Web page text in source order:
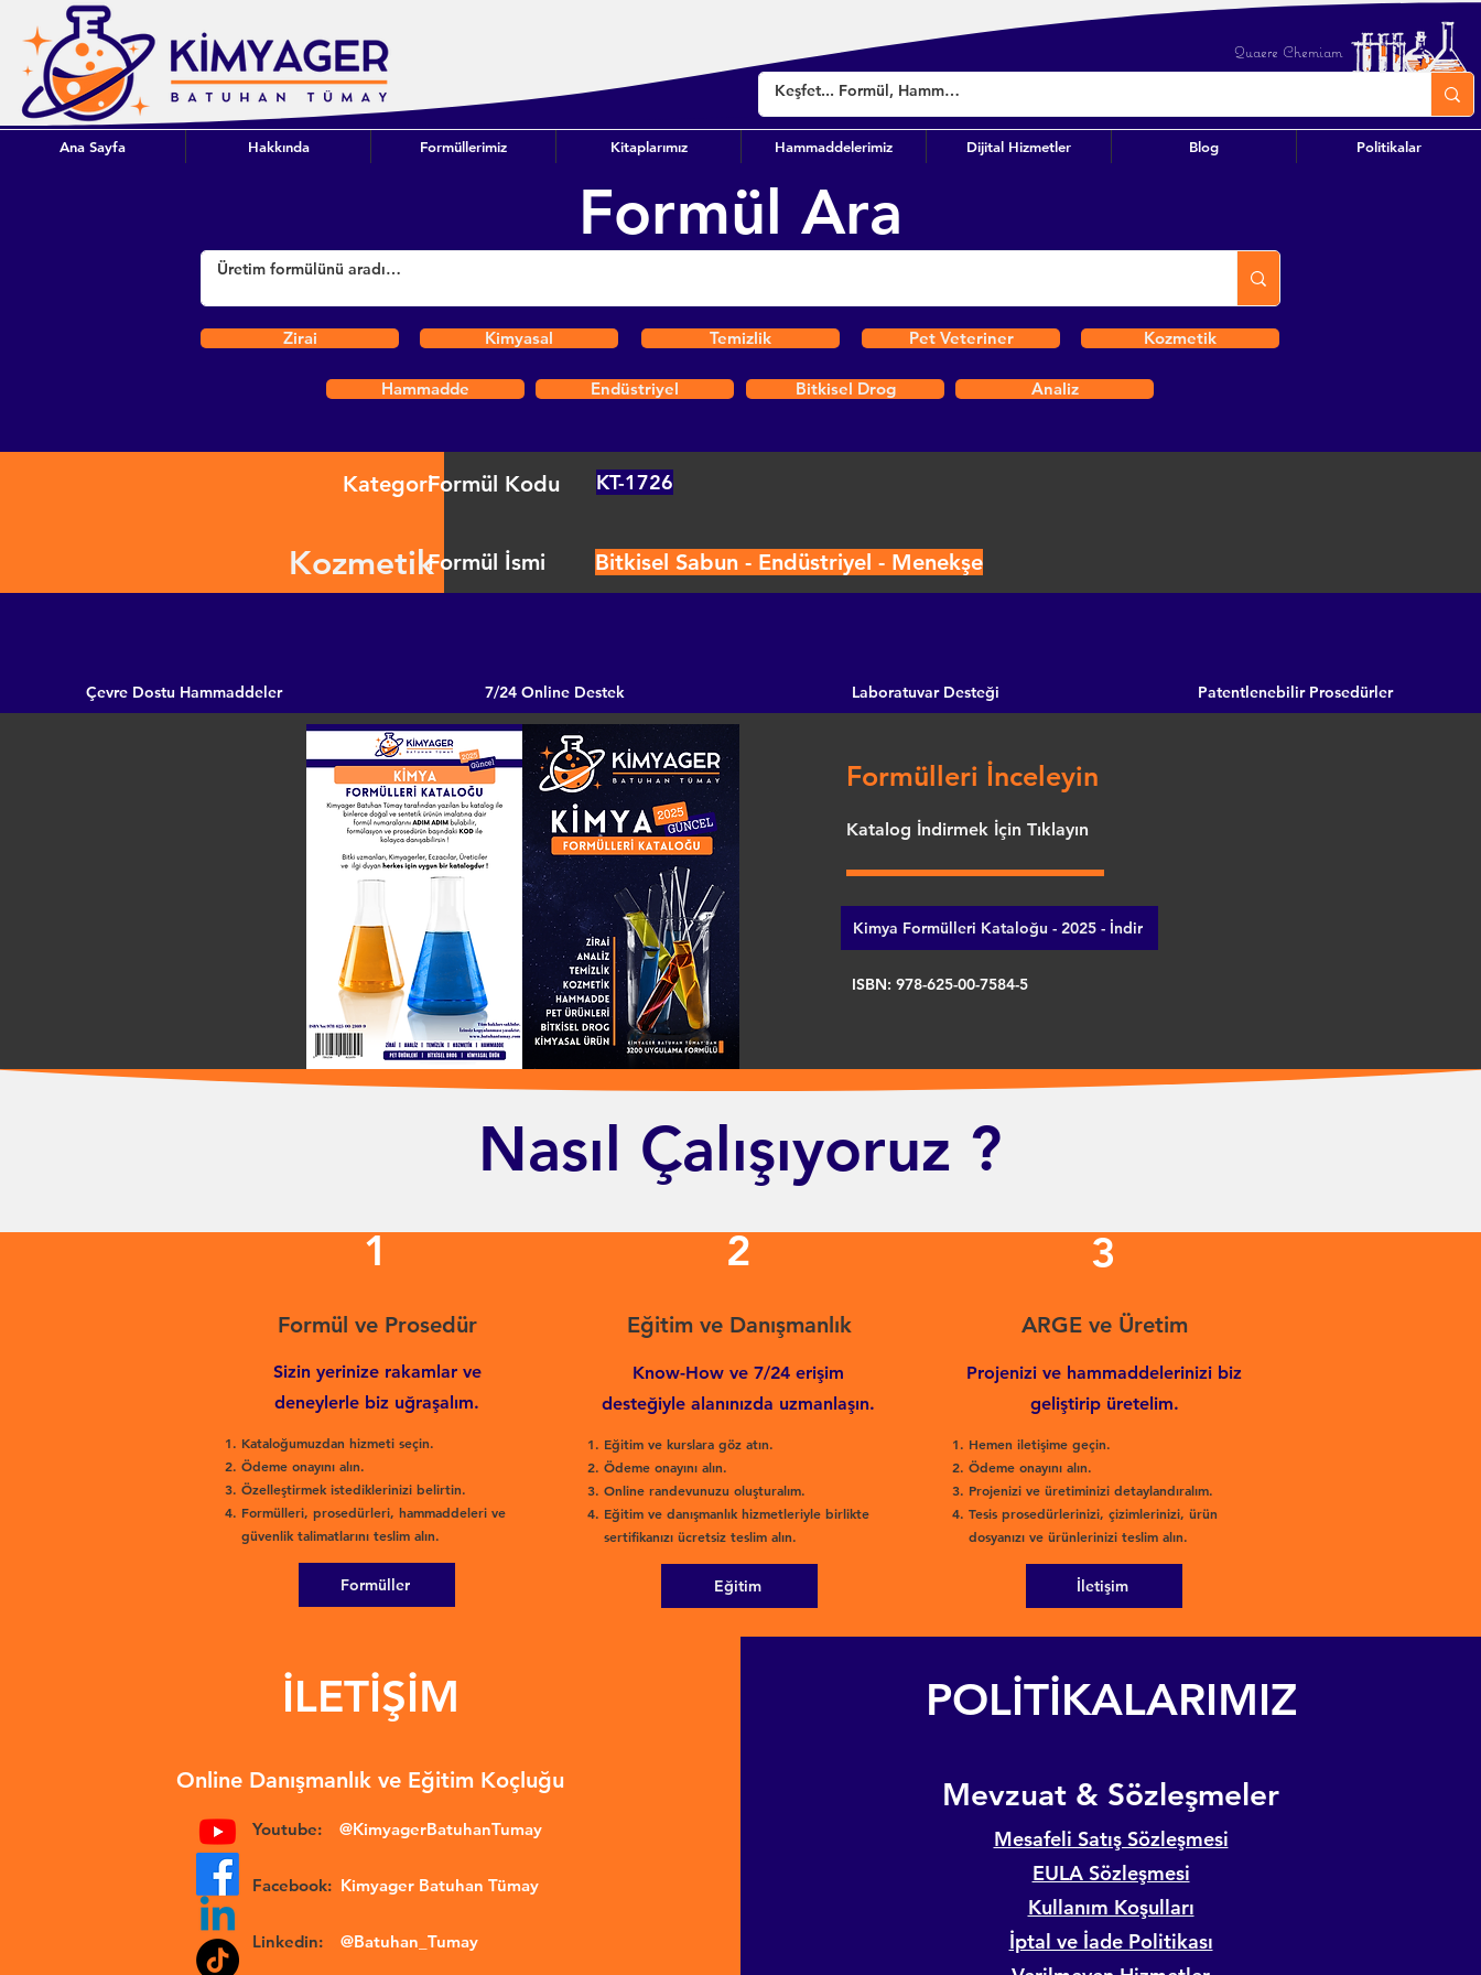
Quaere Chemiam
Ana Sayfa Hakkında Formüllerimiz Kitaplarımız Hammaddelerimiz Dijital Hizmetler Blog Politikalar
Formül Ara
Zirai Kimyasal Temizlik Pet Veteriner Kozmetik
Hammadde Endüstriyel Bitkisel Drog Analiz
Kategori
Kozmetik
Formül Kodu KT-1726
Formül İsmi Bitkisel Sabun - Endüstriyel - Menekşe
Çevre Dostu Hammaddeler 7/24 Online Destek Laboratuvar Desteği Patentlenebilir Prosedürler
Formülleri İnceleyin
Katalog İndirmek İçin Tıklayın
Kimya Formülleri Kataloğu - 2025 - İndir
ISBN: 978-625-00-7584-5
Nasıl Çalışıyoruz ?
1
Formül ve Prosedür
Sizin yerinize rakamlar ve
deneylerle biz uğraşalım.
Kataloğumuzdan hizmeti seçin.
Ödeme onayını alın.
Özelleştirmek istediklerinizi belirtin.
Formülleri, prosedürleri, hammaddeleri ve
güvenlik talimatlarını teslim alın.
Formüller
2
Eğitim ve Danışmanlık
Know-How ve 7/24 erişim
desteğiyle alanınızda uzmanlaşın.
Eğitim ve kurslara göz atın.
Ödeme onayını alın.
Online randevunuzu oluşturalım.
Eğitim ve danışmanlık hizmetleriyle birlikte
sertifikanızı ücretsiz teslim alın.
Eğitim
3
ARGE ve Üretim
Hemen iletişime geçin.
Ödeme onayını alın.
Projenizi ve üretiminizi detaylandıralım.
Tesis prosedürlerinizi, çizimlerinizi, ürün
dosyanızı ve ürünlerinizi teslim alın.
Projenizi ve hammaddelerinizi biz
geliştirip üretelim.
İletişim
İLETİŞİM
Online Danışmanlık ve Eğitim Koçluğu
Youtube: @KimyagerBatuhanTumay
Facebook: Kimyager Batuhan Tümay
Linkedin: @Batuhan_Tumay
POLİTİKALARIMIZ
​Mevzuat & Sözleşmeler
Mesafeli Satış Sözleşmesi
EULA Sözleşmesi
Kullanım Koşulları
İptal ve İade Politikası